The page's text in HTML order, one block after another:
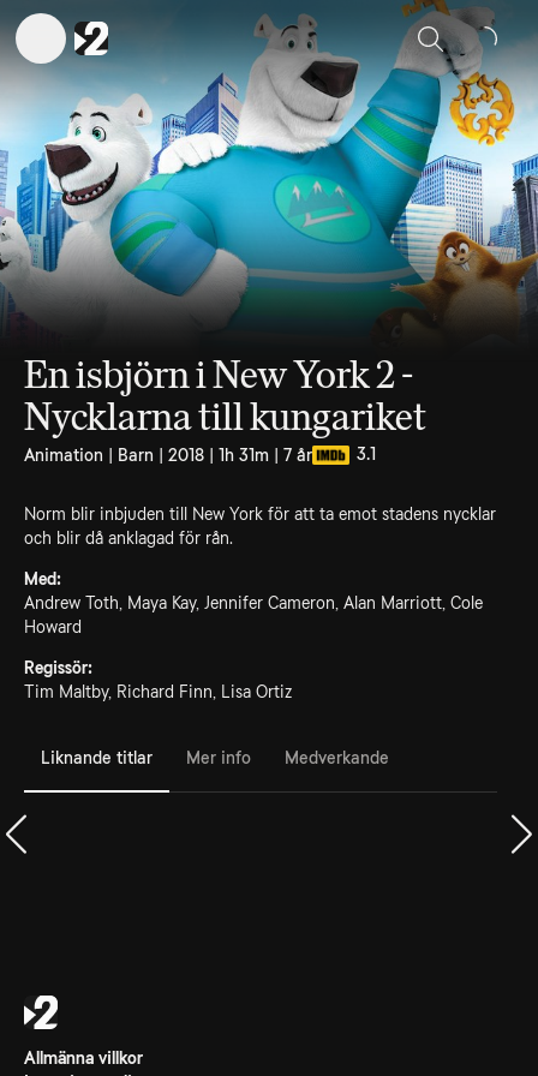
Sök
En isbjörn i New York 2 -
Nycklarna till kungariket
Animation | Barn | 2018 | 1h 31m | 7 år 3.1
Norm blir inbjuden till New York för att ta emot stadens nycklar
och blir då anklagad för rån.
Med:
Andrew Toth, Maya Kay, Jennifer Cameron, Alan Marriott, Cole
Howard
Regissör:
Tim Maltby, Richard Finn, Lisa Ortiz
Liknande titlar Mer info Medverkande
Allmänna villkor